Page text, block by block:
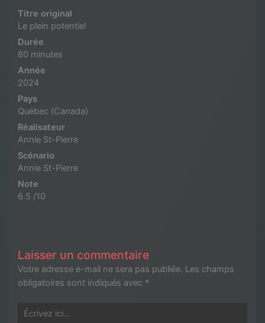
Titre original
Le plein potentiel
Durée
80 minutes
Année
2024
Pays
Québec (Canada)
Réalisateur
Annie St-Pierre
Scénario
Annie St-Pierre
Note
6.5 /10
Laisser un commentaire
Votre adresse e-mail ne sera pas publiée. Les champs
obligatoires sont indiqués avec *
Écrivez